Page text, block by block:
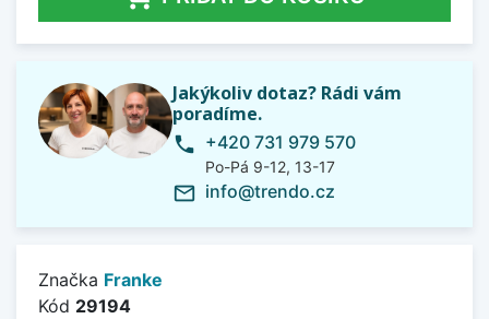
Jakýkoliv dotaz? Rádi vám
poradíme.
phone +420 731 979 570
Po-Pá 9-12, 13-17
mail_outline info@trendo.cz
Značka Franke
Kód 29194